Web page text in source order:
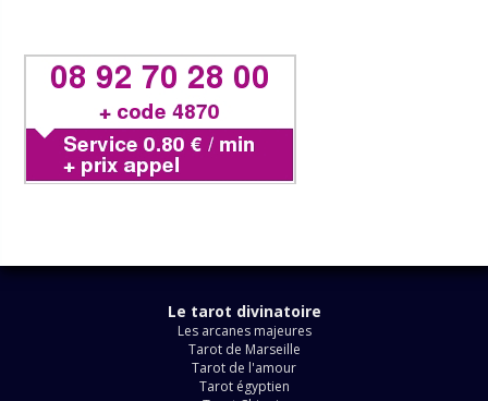
Le tarot divinatoire
Les arcanes majeures
Tarot de Marseille
Tarot de l'amour
Tarot égyptien